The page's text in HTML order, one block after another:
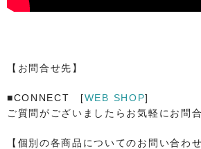
【お問合せ先】
■CONNECT [WEB SHOP]
ご質問がございましたらお気軽にお問
【個別の各商品についてのお問い合わせ